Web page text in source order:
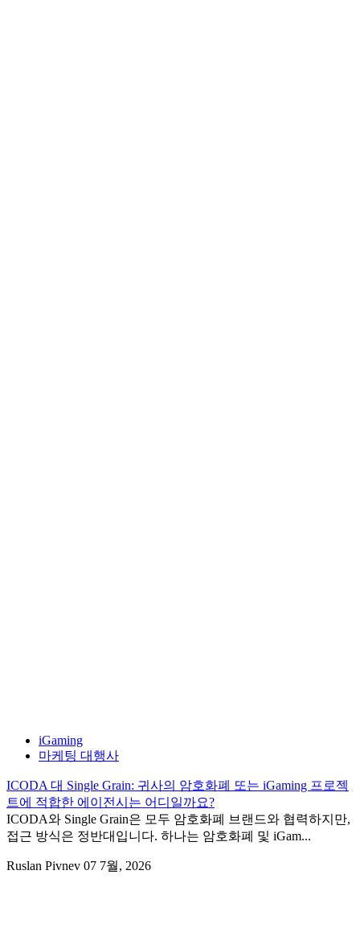
iGaming
마케팅 대행사
ICODA 대 Single Grain: 귀사의 암호화폐 또는 iGaming 프로젝
트에 적합한 에이전시는 어디일까요?
ICODA와 Single Grain은 모두 암호화폐 브랜드와 협력하지만,
접근 방식은 정반대입니다. 하나는 암호화폐 및 iGam...
Ruslan Pivnev 07 7월, 2026